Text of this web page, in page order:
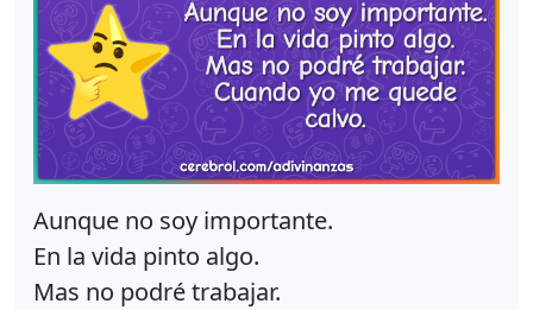
Aunque no soy importante.
En la vida pinto algo.
Mas no podré trabajar.